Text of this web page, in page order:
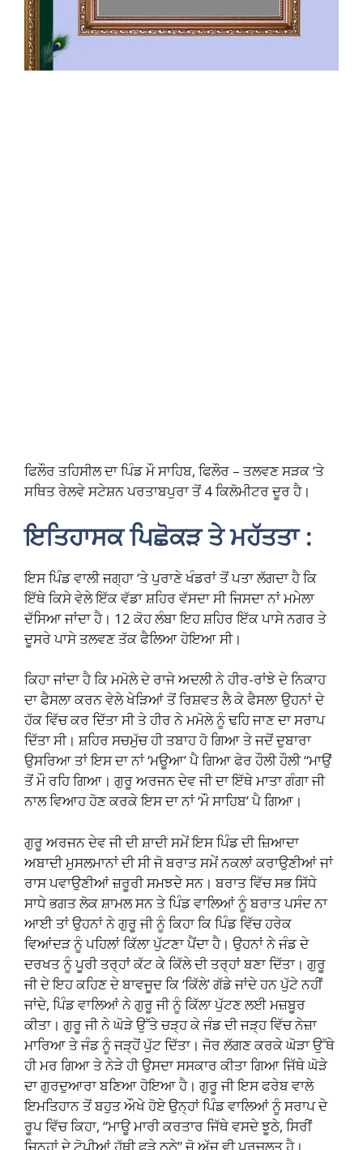
ਫਿਲੌਰ ਤਹਿਸੀਲ ਦਾ ਪਿੰਡ ਮੌ ਸਾਹਿਬ, ਫਿਲੌਰ – ਤਲਵਣ ਸੜਕ ‘ਤੇ
ਸਥਿਤ ਰੇਲਵੇ ਸਟੇਸ਼ਨ ਪਰਤਾਬਪੁਰਾ ਤੋਂ 4 ਕਿਲੋਮੀਟਰ ਦੂਰ ਹੈ।
ਇਤਿਹਾਸਕ ਪਿਛੋਕੜ ਤੇ ਮਹੱਤਤਾ :
ਇਸ ਪਿੰਡ ਵਾਲੀ ਜਗ੍ਹਾ ‘ਤੇ ਪੁਰਾਣੇ ਖੰਡਰਾਂ ਤੋਂ ਪਤਾ ਲੱਗਦਾ ਹੈ ਕਿ
ਇੱਥੇ ਕਿਸੇ ਵੇਲੇ ਇੱਕ ਵੱਡਾ ਸ਼ਹਿਰ ਵੱਸਦਾ ਸੀ ਜਿਸਦਾ ਨਾਂ ਮਮੇਲਾ
ਦੱਸਿਆ ਜਾਂਦਾ ਹੈ। 12 ਕੋਹ ਲੰਬਾ ਇਹ ਸ਼ਹਿਰ ਇੱਕ ਪਾਸੇ ਨਗਰ ਤੇ
ਦੂਸਰੇ ਪਾਸੇ ਤਲਵਣ ਤੱਕ ਫੈਲਿਆ ਹੋਇਆ ਸੀ।
ਕਿਹਾ ਜਾਂਦਾ ਹੈ ਕਿ ਮਮੋਲੇ ਦੇ ਰਾਜੇ ਅਦਲੀ ਨੇ ਹੀਰ-ਰਾਂਝੇ ਦੇ ਨਿਕਾਹ
ਦਾ ਫੈਸਲਾ ਕਰਨ ਵੇਲੇ ਖੇੜਿਆਂ ਤੋਂ ਰਿਸ਼ਵਤ ਲੈ ਕੇ ਫੈਸਲਾ ਉਹਨਾਂ ਦੇ
ਹੱਕ ਵਿੱਚ ਕਰ ਦਿੱਤਾ ਸੀ ਤੇ ਹੀਰ ਨੇ ਮਮੋਲੇ ਨੂੰ ਢਹਿ ਜਾਣ ਦਾ ਸਰਾਪ
ਦਿੱਤਾ ਸੀ। ਸ਼ਹਿਰ ਸਚਮੁੱਚ ਹੀ ਤਬਾਹ ਹੋ ਗਿਆ ਤੇ ਜਦੋਂ ਦੁਬਾਰਾ
ਉਸਰਿਆ ਤਾਂ ਇਸ ਦਾ ਨਾਂ ‘ਮਊਆ’ ਪੈ ਗਿਆ ਫੇਰ ਹੌਲੀ ਹੌਲੀ “ਮਾਉਂ
ਤੋਂ ਮੌ ਰਹਿ ਗਿਆ। ਗੁਰੂ ਅਰਜਨ ਦੇਵ ਜੀ ਦਾ ਇੱਥੇ ਮਾਤਾ ਗੰਗਾ ਜੀ
ਨਾਲ ਵਿਆਹ ਹੋਣ ਕਰਕੇ ਇਸ ਦਾ ਨਾਂ ‘ਮੌ ਸਾਹਿਬ’ ਪੈ ਗਿਆ।
ਗੁਰੂ ਅਰਜਨ ਦੇਵ ਜੀ ਦੀ ਸ਼ਾਦੀ ਸਮੇਂ ਇਸ ਪਿੰਡ ਦੀ ਜ਼ਿਆਦਾ
ਅਬਾਦੀ ਮੁਸਲਮਾਨਾਂ ਦੀ ਸੀ ਜੋ ਬਰਾਤ ਸਮੇਂ ਨਕਲਾਂ ਕਰਾਉਣੀਆਂ ਜਾਂ
ਰਾਸ ਪਵਾਉਣੀਆਂ ਜ਼ਰੂਰੀ ਸਮਝਦੇ ਸਨ। ਬਰਾਤ ਵਿੱਚ ਸਭ ਸਿੱਧੇ
ਸਾਧੇ ਭਗਤ ਲੋਕ ਸ਼ਾਮਲ ਸਨ ਤੇ ਪਿੰਡ ਵਾਲਿਆਂ ਨੂੰ ਬਰਾਤ ਪਸੰਦ ਨਾ
ਆਈ ਤਾਂ ਉਹਨਾਂ ਨੇ ਗੁਰੂ ਜੀ ਨੂੰ ਕਿਹਾ ਕਿ ਪਿੰਡ ਵਿੱਚ ਹਰੇਕ
ਵਿਆਂਦੜ ਨੂੰ ਪਹਿਲਾਂ ਕਿੱਲਾ ਪੁੱਟਣਾ ਪੈਂਦਾ ਹੈ। ਉਹਨਾਂ ਨੇ ਜੰਡ ਦੇ
ਦਰਖਤ ਨੂੰ ਪੂਰੀ ਤਰ੍ਹਾਂ ਕੱਟ ਕੇ ਕਿੱਲੇ ਦੀ ਤਰ੍ਹਾਂ ਬਣਾ ਦਿੱਤਾ। ਗੁਰੂ
ਜੀ ਦੇ ਇਹ ਕਹਿਣ ਦੇ ਬਾਵਜੂਦ ਕਿ ‘ਕਿੱਲੇ’ ਗੱਡੇ ਜਾਂਦੇ ਹਨ ਪੁੱਟੇ ਨਹੀਂ
ਜਾਂਦੇ, ਪਿੰਡ ਵਾਲਿਆਂ ਨੇ ਗੁਰੂ ਜੀ ਨੂੰ ਕਿੱਲਾ ਪੁੱਟਣ ਲਈ ਮਜ਼ਬੂਰ
ਕੀਤਾ। ਗੁਰੂ ਜੀ ਨੇ ਘੋੜੇ ਉੱਤੇ ਚੜ੍ਹ ਕੇ ਜੰਡ ਦੀ ਜੜ੍ਹ ਵਿੱਚ ਨੇਜ਼ਾ
ਮਾਰਿਆ ਤੇ ਜੰਡ ਨੂੰ ਜੜ੍ਹੋਂ ਪੁੱਟ ਦਿੱਤਾ। ਜੋਰ ਲੱਗਣ ਕਰਕੇ ਘੋੜਾ ਉੱਥੇ
ਹੀ ਮਰ ਗਿਆ ਤੇ ਨੇੜੇ ਹੀ ਉਸਦਾ ਸਸਕਾਰ ਕੀਤਾ ਗਿਆ ਜਿੱਥੇ ਘੋੜੇ
ਦਾ ਗੁਰਦੁਆਰਾ ਬਣਿਆ ਹੋਇਆ ਹੈ। ਗੁਰੂ ਜੀ ਇਸ ਫਰੇਬ ਵਾਲੇ
ਇਮਤਿਹਾਨ ਤੋਂ ਬਹੁਤ ਔਖੇ ਹੋਏ ਉਨ੍ਹਾਂ ਪਿੰਡ ਵਾਲਿਆਂ ਨੂੰ ਸਰਾਪ ਦੇ
ਰੂਪ ਵਿੱਚ ਕਿਹਾ, “ਮਾਊ ਮਾਰੀ ਕਰਤਾਰ ਜਿੱਥੇ ਵਸਦੇ ਝੂਠੇ, ਸਿਰੀਂ
ਜਿਨ੍ਹਾਂ ਦੇ ਟੋਪੀਆਂ ਹੱਥੀ ਫੜੇ ਠੂਠੇ” ਜੋ ਅੱਜ ਵੀ ਪ੍ਰਚਲਤ ਹੈ।